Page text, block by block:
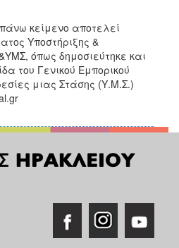
κείμενο αποτελεί
Υποστήριξης &
όπως δημοσιεύτηκε και
του Γενικού Εμπορικού
μιας Στάσης (Υ.Μ.Σ.)